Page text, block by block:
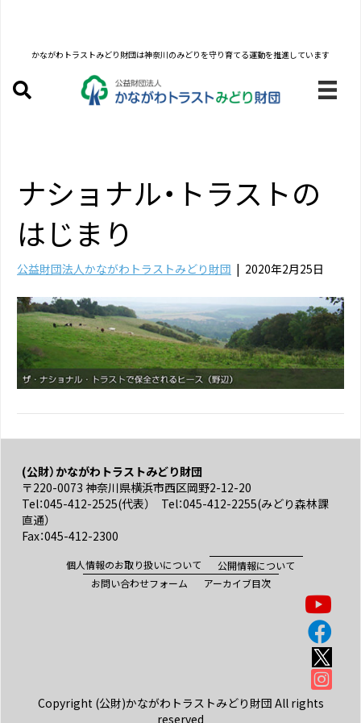
かながわトラストみどり財団は神奈川のみどりを守り育てる運動を推進しています
ナショナル・トラストの
はじまり
公益財団法人かながわトラストみどり財団 | 2020年2月25日
(公財）かながわトラストみどり財団
〒220-0073 神奈川県横浜市西区岡野2-12-20
Tel：045-412-2525(代表） Tel：045-412-2255(みどり森林課
直通）
Fax：045-412-2300
個人情報のお取り扱いについて
公開情報について
お問い合わせフォーム
アーカイブ目次
Copyright (公財)かながわトラストみどり財団 All rights
reserved